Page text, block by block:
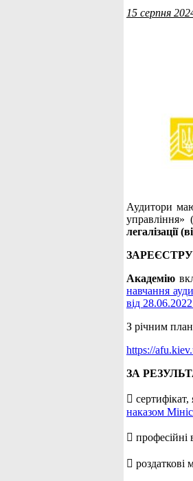
15 серпня
Аудитори
управління»
легалізації
Академію
навчання
від
З річним
https://
ЗА
 сертифікат,
наказом
 професійні
 роздаткові